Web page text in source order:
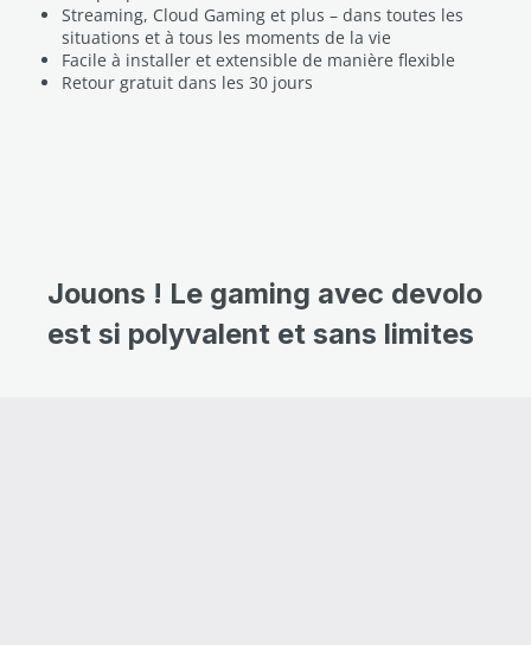
Streaming, Cloud Gaming et plus – dans toutes les
situations et à tous les moments de la vie
Facile à installer et extensible de manière flexible
Retour gratuit dans les 30 jours
Jouons ! Le gaming avec devolo
est si polyvalent et sans limites